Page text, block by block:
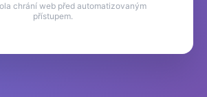
chrání web před automatizovaným
přístupem.